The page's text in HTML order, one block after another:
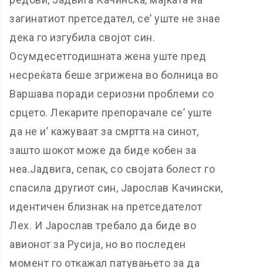
загинатиот претседател, се’ уште не знае
дека го изгубила својот син.
Осумдесетгодишната жена уште пред
несреќата беше згрижена во болница во
Варшава поради сериозни проблеми со
срцето. Лекарите препорачале се’ уште
да не и’ кажуваат за смртта на синот,
зашто шокот може да биде кобен за
неа.Јадвига, сепак, со својата болест го
спасила другиот син, Јарослав Качински,
идентичен близнак на претседателот
Лех. И Јарослав требало да биде во
авионот за Русија, но во последен
момент го откажал патувањето за да